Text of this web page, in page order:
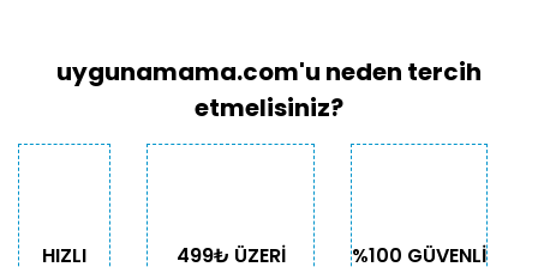
uygunamama.com'u neden tercih
etmelisiniz?
HIZLI
499₺ ÜZERİ
%100 GÜVENLİ